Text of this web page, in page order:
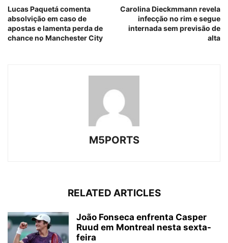
Lucas Paquetá comenta
absolvição em caso de
apostas e lamenta perda de
chance no Manchester City
Carolina Dieckmmann revela
infecção no rim e segue
internada sem previsão de
alta
M5PORTS
RELATED ARTICLES
João Fonseca enfrenta Casper
Ruud em Montreal nesta sexta-
feira